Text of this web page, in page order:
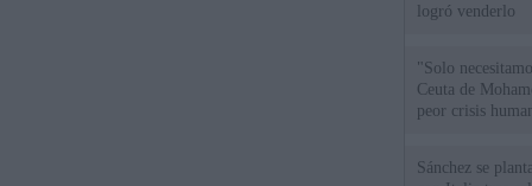
logró venderlo
"Solo
Ceuta de
peor crisis
Sánchez se